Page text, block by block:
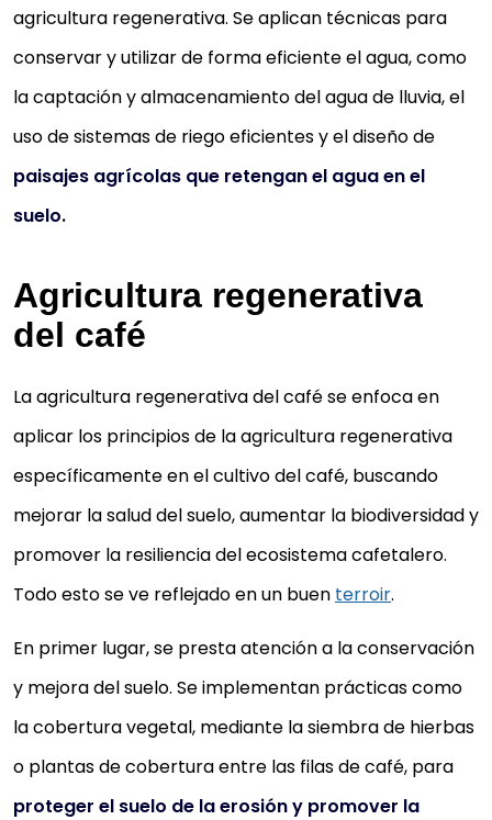
agricultura regenerativa. Se aplican técnicas para
conservar y utilizar de forma eficiente el agua, como
la captación y almacenamiento del agua de lluvia, el
uso de sistemas de riego eficientes y el diseño de
paisajes agrícolas que retengan el agua en el
suelo.
Agricultura regenerativa
del café
La agricultura regenerativa del café se enfoca en
aplicar los principios de la agricultura regenerativa
específicamente en el cultivo del café, buscando
mejorar la salud del suelo, aumentar la biodiversidad y
promover la resiliencia del ecosistema cafetalero.
Todo esto se ve reflejado en un buen terroir.
En primer lugar, se presta atención a la conservación
y mejora del suelo. Se implementan prácticas como
la cobertura vegetal, mediante la siembra de hierbas
o plantas de cobertura entre las filas de café, para
proteger el suelo de la erosión y promover la